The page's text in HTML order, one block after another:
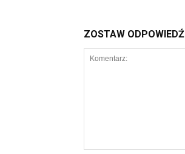
ZOSTAW ODPOWIEDŹ